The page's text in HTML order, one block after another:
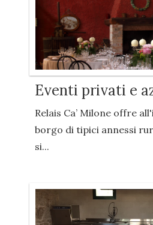
Eventi privati e
Relais Ca’ Milone offre
borgo di tipici annessi
si...